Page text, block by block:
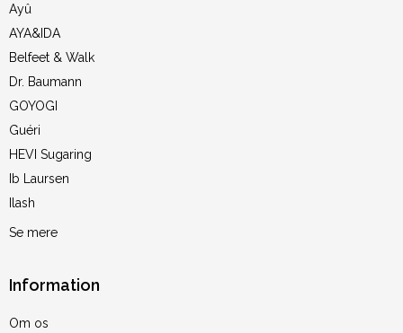
Ayû
AYA&IDA
Belfeet & Walk
Dr. Baumann
GOYOGI
Guéri
HEVI Sugaring
Ib Laursen
Ilash
Se mere
Information
Om os